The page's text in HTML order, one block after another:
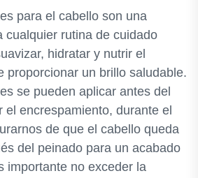
para el cabello son una
cualquier rutina de cuidado
hidratar y nutrir el
proporcionar un brillo saludable.
se pueden aplicar antes del
el encrespamiento, durante el
de que el cabello queda
del peinado para un acabado
importante no exceder la